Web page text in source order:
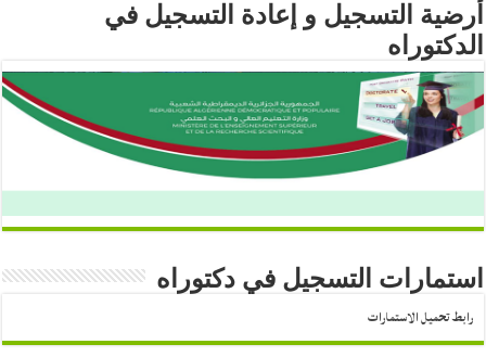
أرضية التسجيل و إعادة التسجيل في
الدكتوراه
استمارات التسجيل في دكتوراه
رابط تحميل الاستمارات